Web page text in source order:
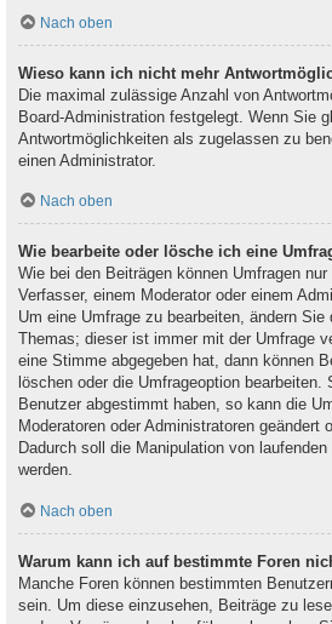
Nach oben
Wieso kann ich nicht mehr
Die maximal zulässige Anzahl von
Board-Administration festgelegt. Wenn Sie
Antwortmöglichkeiten als zugelassen zu
einen Administrator.
Nach oben
Wie bearbeite oder lösche ich eine
Wie bei den Beiträgen können Umfragen
Verfasser, einem Moderator oder einem
Um eine Umfrage zu bearbeiten, ändern Sie
Themas; dieser ist immer mit der Umfrage
eine Stimme abgegeben hat, dann können
löschen oder die Umfrageoption
Benutzer abgestimmt haben, so kann die
Moderatoren oder Administratoren geändert
Dadurch soll die Manipulation von
werden.
Nach oben
Warum kann ich auf bestimmte Foren
Manche Foren können bestimmten
sein. Um diese einzusehen, Beiträge zu